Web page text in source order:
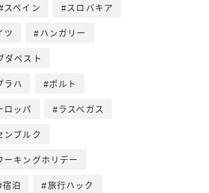
スペイン スロバキア
ツ ハンガリー
ダペスト
ラハ ポルト
ロッパ ラスベガス
ンブルク
ーキングホリデー
宿泊 旅行ハック